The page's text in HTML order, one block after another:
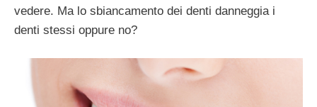
vedere. Ma lo sbiancamento dei denti danneggia i
denti stessi oppure no?